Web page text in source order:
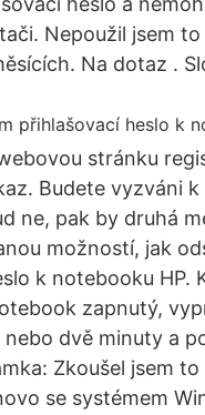
Nepoužil jsem to
Na dotaz .
stránku
Budete vyzváni k
ne, pak by druhá
možností, jak
k notebooku HP.
zapnutý,
dvě minuty a
Zkoušel jsem to
se systémem